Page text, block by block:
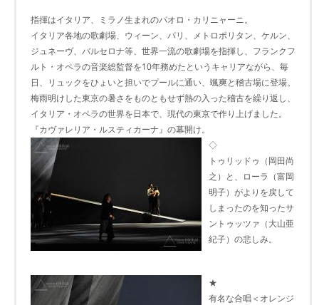
指揮はイタリア、ミラノ生まれのパオロ・カリニャーニ。
イタリア各地の歌劇場、ウィーン、パリ、メトロポリタン、ケルン、
ジュネーヴ、バルセロナ等、世界一流の歌劇場を指揮し、フランクフ
ルト・オペラの音楽総監督を10年務めたというキャリアながら、毎
日、リュックをひょいと担いでプールに通い、颯爽と稽古場に登場。
梅雨明けした東京の暑さをものともせず熱の入った稽古を繰り返し、
イタリア・オペラの世界を日本で、現代の東京で作り上げました。
『カヴァレリア・ルスティカーナ』の幕開け。
◇
トゥリッドゥ（岡田尚
之）と、ローラ（富岡
明子）がよりを戻して
しまったのを知ったサ
ントゥッツァ（大山亜
紀子）の悲しみ。
★
有名な合唱＜オレンジ